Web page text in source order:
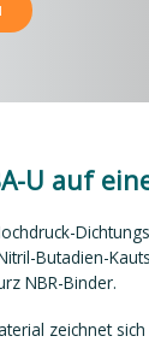
U auf
Butadien-
NBR-Binder.
zeichnet